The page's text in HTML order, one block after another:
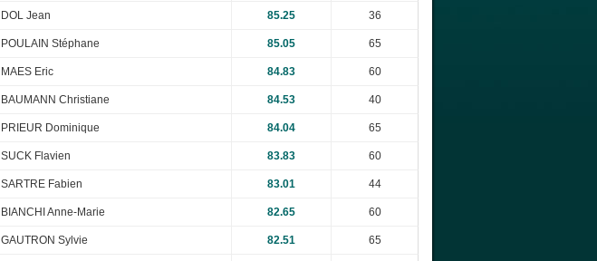
DOL Jean 85.25 36
POULAIN Stéphane 85.05 65
MAES Eric 84.83 60
BAUMANN Christiane 84.53 40
PRIEUR Dominique 84.04 65
SUCK Flavien 83.83 60
SARTRE Fabien 83.01 44
BIANCHI Anne-Marie 82.65 60
GAUTRON Sylvie 82.51 65